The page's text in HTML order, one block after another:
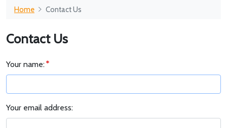
Home Contact Us
Contact Us
Your name:
Your email address: